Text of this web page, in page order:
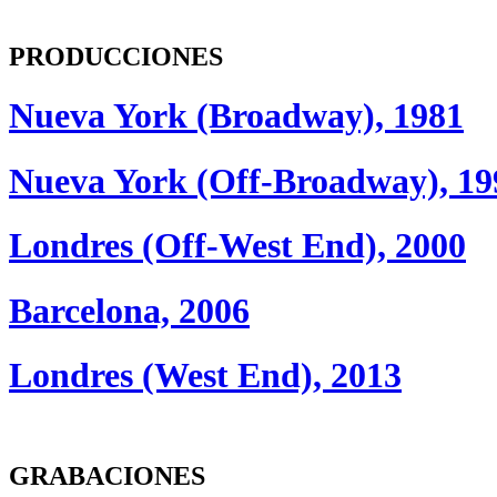
PRODUCCIONES
Nueva York (Broadway), 1981
Nueva York (Off-Broadway),
Londres (Off-West End), 2000
Barcelona, 2006
Londres (West End), 2013
GRABACIONES